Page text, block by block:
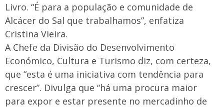
Livro. “É para a população e comunidade de
Alcácer do Sal que trabalhamos”, enfatiza
Cristina Vieira.
A Chefe da Divisão do Desenvolvimento
Económico, Cultura e Turismo diz, com certeza,
que “esta é uma iniciativa com tendência para
crescer”. Divulga que “há uma procura maior
para expor e estar presente no mercadinho de